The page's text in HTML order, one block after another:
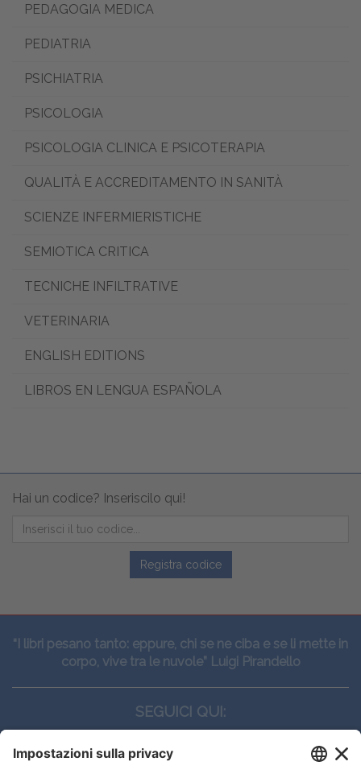
PEDAGOGIA MEDICA
PEDIATRIA
PSICHIATRIA
PSICOLOGIA
PSICOLOGIA CLINICA E PSICOTERAPIA
QUALITÀ E ACCREDITAMENTO IN SANITÀ
SCIENZE INFERMIERISTICHE
SEMIOTICA CRITICA
TECNICHE INFILTRATIVE
VETERINARIA
ENGLISH EDITIONS
LIBROS EN LENGUA ESPAÑOLA
Hai un codice? Inseriscilo qui!
Registra codice
“I libri pesano tanto: eppure, chi se ne ciba e se li mette in
corpo, vive tra le nuvole” Luigi Pirandello
SEGUICI QUI: